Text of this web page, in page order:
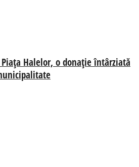
Halelor, o donație întârziată